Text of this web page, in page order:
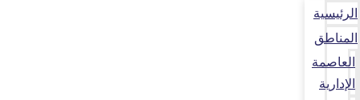
الرئيسية
المناطق
العاصمة
الإدارية